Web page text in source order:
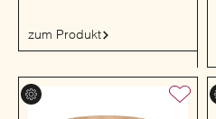
zum Produkt